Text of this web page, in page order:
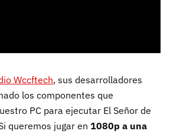
Wccftech, sus desarrolladores
los componentes que
PC para ejecutar El Señor de
queremos jugar en 1080p a una